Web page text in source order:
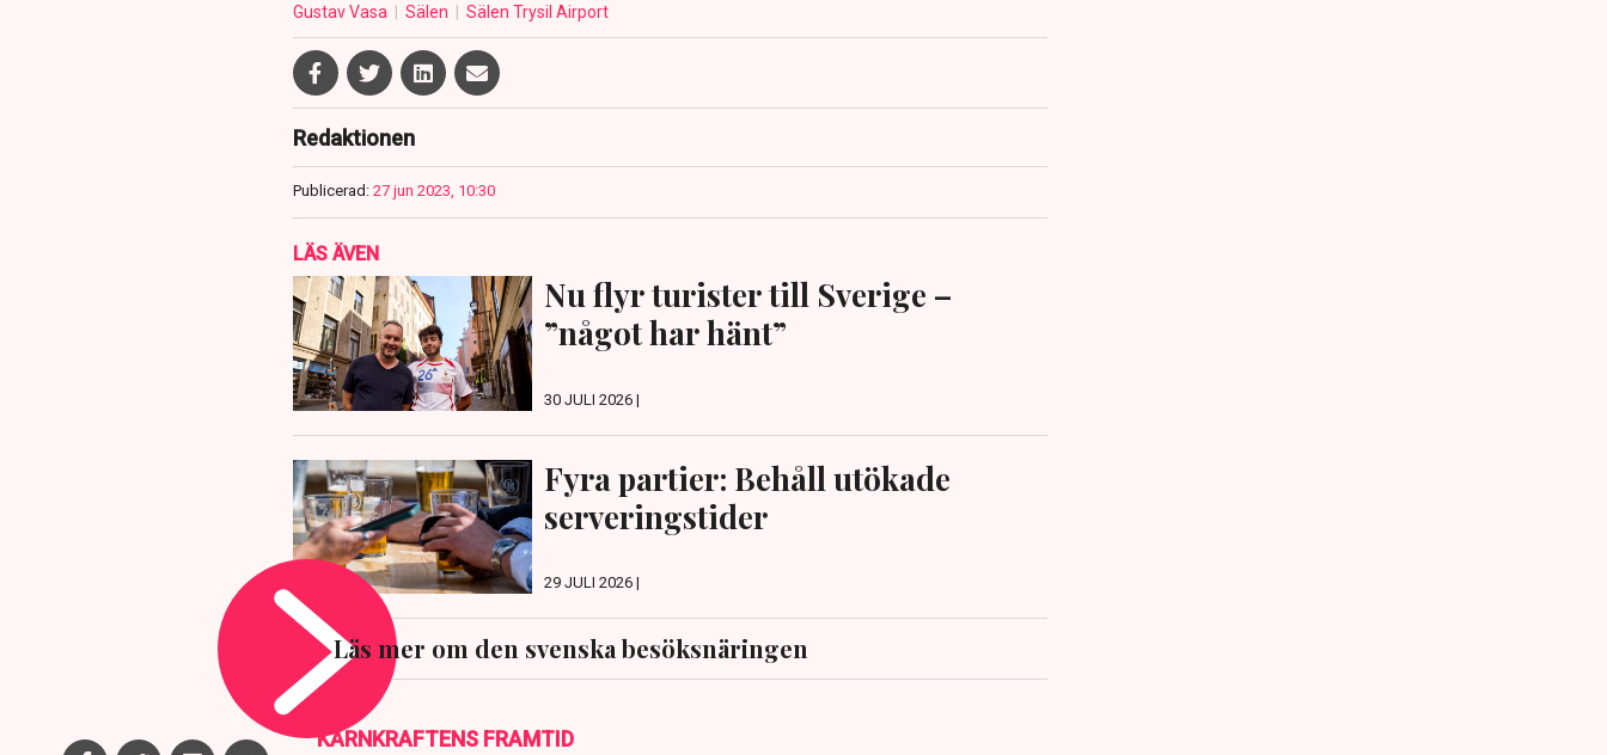
Gustav Vasa
Sälen Sälen Trysil Airport
Redaktionen
Publicerad: 27 jun 2023, 10:30
LÄS ÄVEN
Nu flyr turister till Sverige –
”något har hänt”
30 JULI 2026 |
Fyra partier: Behåll utökade
serveringstider
29 JULI 2026 |
Läs mer om den svenska besöksnäringen
KÄRNKRAFTENS FRAMTID